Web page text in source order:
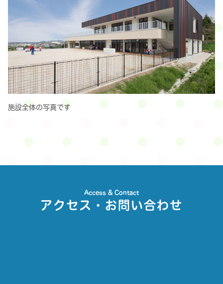
施設全体の写真です
Access & Contact
アクセス・お問い合わせ